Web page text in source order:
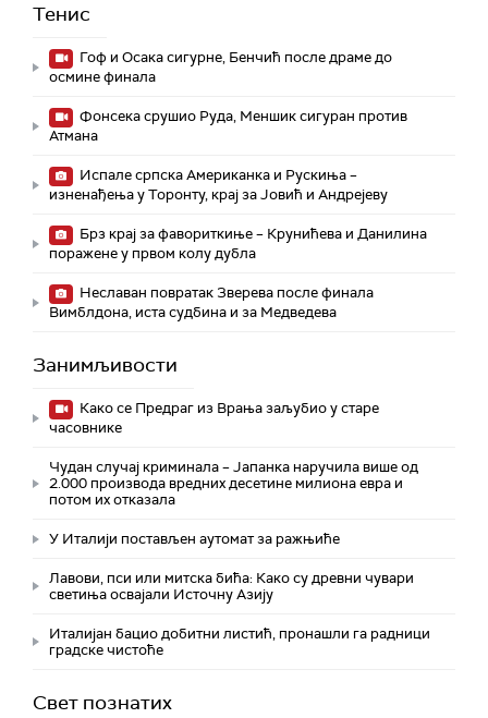
Тенис
Гоф и Осака сигурне, Бенчић после драме до
осмине финала
Фонсека срушио Руда, Меншик сигуран против
Атмана
Испале српска Американка и Рускиња –
изненађења у Торонту, крај за Јовић и Андрејеву
Брз крај за фавориткиње – Крунићева и Данилина
поражене у првом колу дубла
Неславан повратак Зверева после финала
Вимблдона, иста судбина и за Медведева
Занимљивости
Како се Предраг из Врања заљубио у старе
часовнике
Чудан случај криминала – Јапанка наручила више од
2.000 производа вредних десетине милиона евра и
потом их отказала
У Италији постављен аутомат за ражњиће
Лавови, пси или митска бића: Како су древни чувари
светиња освајали Источну Азију
Италијан бацио добитни листић, пронашли га радници
градске чистоће
Свет познатих